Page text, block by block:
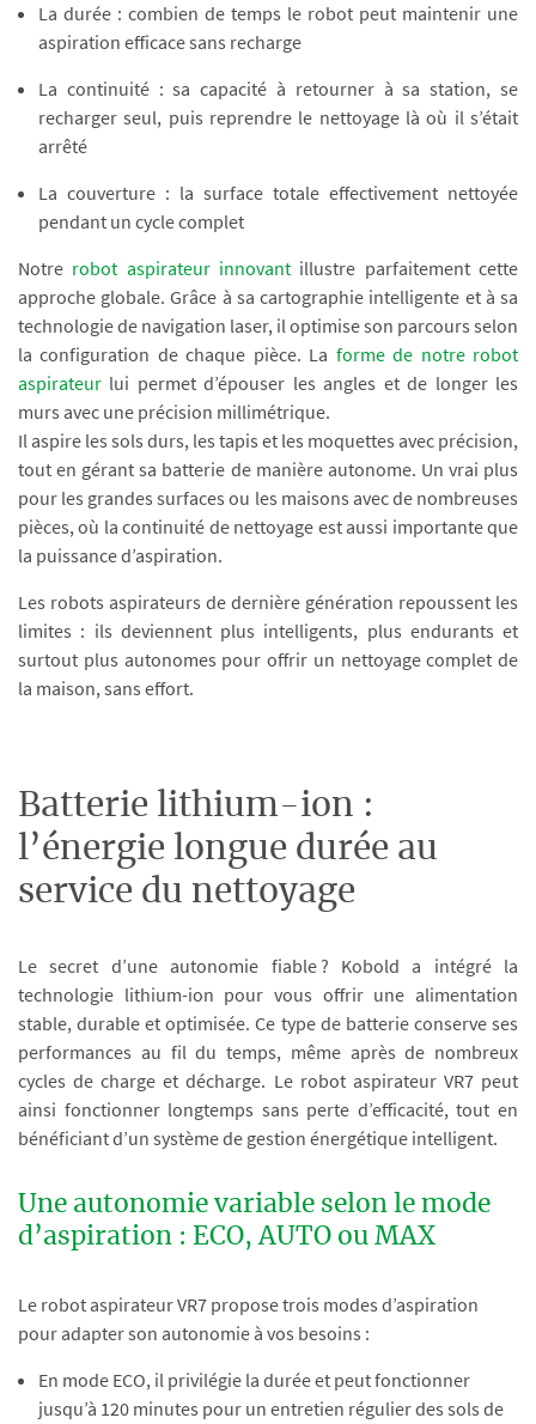
La durée : combien de temps le robot peut maintenir une
aspiration efficace sans recharge
La continuité : sa capacité à retourner à sa station, se
recharger seul, puis reprendre le nettoyage là où il s’était
arrêté
La couverture : la surface totale effectivement nettoyée
pendant un cycle complet
Notre robot aspirateur innovant illustre parfaitement cette
approche globale. Grâce à sa cartographie intelligente et à sa
technologie de navigation laser, il optimise son parcours selon
la configuration de chaque pièce. La forme de notre robot
aspirateur lui permet d’épouser les angles et de longer les
murs avec une précision millimétrique.
Il aspire les sols durs, les tapis et les moquettes avec précision,
tout en gérant sa batterie de manière autonome. Un vrai plus
pour les grandes surfaces ou les maisons avec de nombreuses
pièces, où la continuité de nettoyage est aussi importante que
la puissance d’aspiration.
Les robots aspirateurs de dernière génération repoussent les
limites : ils deviennent plus intelligents, plus endurants et
surtout plus autonomes pour offrir un nettoyage complet de
la maison, sans effort.
Batterie lithium-ion :
l’énergie longue durée au
service du nettoyage
Le secret d’une autonomie fiable ? Kobold a intégré la
technologie lithium-ion pour vous offrir une alimentation
stable, durable et optimisée. Ce type de batterie conserve ses
performances au fil du temps, même après de nombreux
cycles de charge et décharge. Le robot aspirateur VR7 peut
ainsi fonctionner longtemps sans perte d’efficacité, tout en
bénéficiant d’un système de gestion énergétique intelligent.
Une autonomie variable selon le mode
d’aspiration : ECO, AUTO ou MAX
Le robot aspirateur VR7 propose trois modes d’aspiration
pour adapter son autonomie à vos besoins :
En mode ECO, il privilégie la durée et peut fonctionner
jusqu’à 120 minutes pour un entretien régulier des sols de